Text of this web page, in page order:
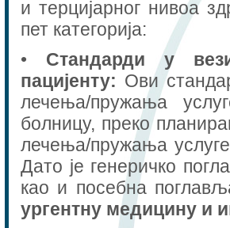
и терцијарног нивоа
пет категорија:
• Стандарди у
пацијенту: Ови
лечења/пружања
болницу, преко
лечења/пружања
Дато је генеричко
као и посебна
ургентну медицину и